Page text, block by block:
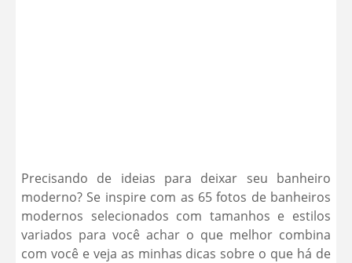
Precisando de ideias para deixar seu banheiro
moderno? Se inspire com as 65 fotos de banheiros
modernos selecionados com tamanhos e estilos
variados para você achar o que melhor combina
com você e veja as minhas dicas sobre o que há de